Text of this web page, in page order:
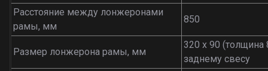
Расстояние между лонжеронами
рамы, мм
850
Размер лонжерона рамы, мм
320 х 90
заднему свесу